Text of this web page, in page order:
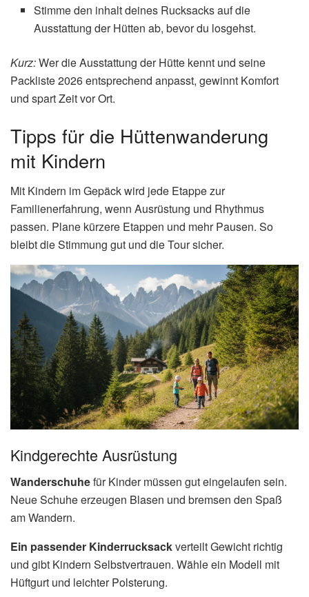
Stimme den inhalt deines Rucksacks auf die
Ausstattung der Hütten ab, bevor du losgehst.
Kurz:Wer die Ausstattung der Hütte kennt und seine
Packliste 2026 entsprechend anpasst, gewinnt Komfort
und spart Zeit vor Ort.
Tipps für die Hüttenwanderung
mit Kindern
Mit Kindern im Gepäck wird jede Etappe zur
Familienerfahrung, wenn Ausrüstung und Rhythmus
passen. Plane kürzere Etappen und mehr Pausen. So
bleibt die Stimmung gut und die Tour sicher.
Kindgerechte Ausrüstung
Wanderschuhefür Kinder müssen gut eingelaufen sein.
Neue Schuhe erzeugen Blasen und bremsen den Spaß
am Wandern.
Ein passender Kinderrucksackverteilt Gewicht richtig
und gibt Kindern Selbstvertrauen. Wähle ein Modell mit
Hüftgurt und leichter Polsterung.